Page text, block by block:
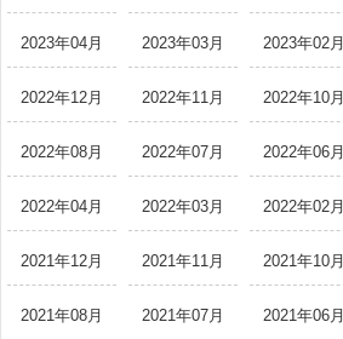
2023年04月 2023年03月 2023年02月
2022年12月 2022年11月 2022年10月
2022年08月 2022年07月 2022年06月
2022年04月 2022年03月 2022年02月
2021年12月 2021年11月 2021年10月
2021年08月 2021年07月 2021年06月